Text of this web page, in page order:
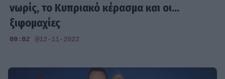
νωρίς, το Κυπριακό κέρασμα και οι...
ξιφομαχίες
09:02 @12-11-2022